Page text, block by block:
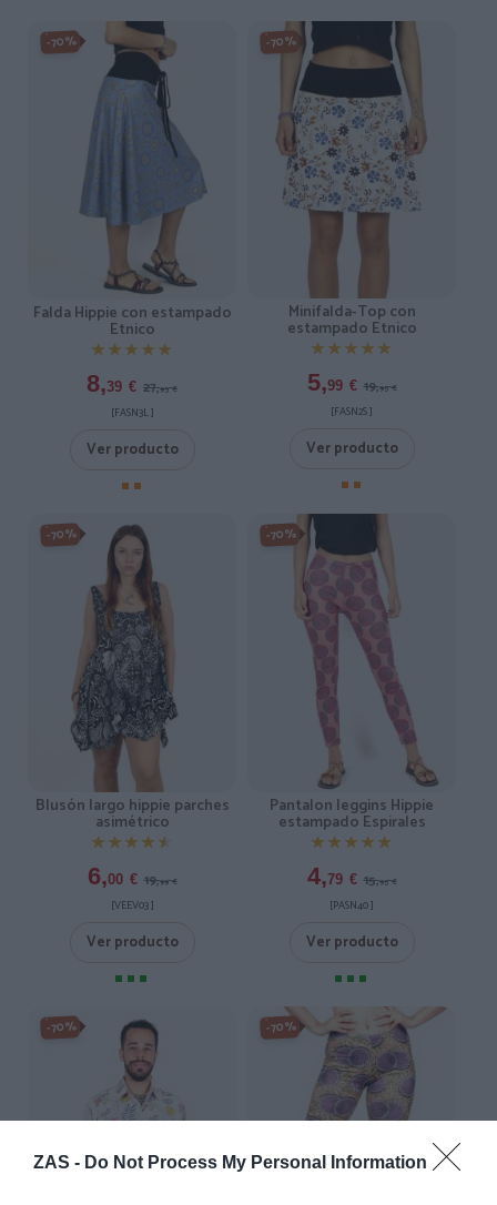
ZAS - Do Not Process My Personal Information
-70%
Falda Hippie con estampado
Etnico
★★★★★
★★★★★
8,39 € 27,95 €
[FASN3L ]
Ver producto
-70%
Minifalda-Top con
estampado Etnico
★★★★★
★★★★★
5,99 € 19,95 €
[FASN2S ]
Ver producto
-70%
Blusón largo hippie parches
asimétrico
★★★★★
★★★★★
6,00 € 19,99 €
[VEEV03 ]
Ver producto
-70%
Pantalon leggins Hippie
estampado Espirales
★★★★★
★★★★★
4,79 € 15,95 €
[PASN40 ]
Ver producto
-70% -70%